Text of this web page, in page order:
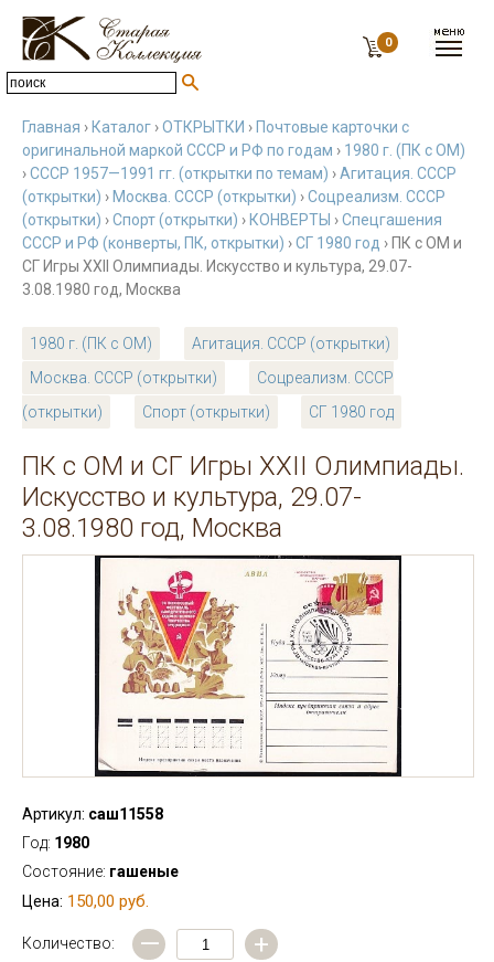
0
Главная › Каталог ›ОТКРЫТКИ › Почтовые карточки с
оригинальной маркой СССР и РФ по годам › 1980 г. (ПК с ОМ)
›СССР 1957—1991 гг. (открытки по темам) ›Агитация. СССР
(открытки) › Москва. СССР (открытки) ›Соцреализм. СССР
(открытки) ›Спорт (открытки) › КОНВЕРТЫ ›Спецгашения
СССР и РФ (конверты, ПК, открытки) ›СГ 1980 год › ПК с ОМ и
СГ Игры XXII Олимпиады. Искусство и культура, 29.07-
3.08.1980 год, Москва
1980 г. (ПК с ОМ)
Агитация. СССР (открытки)
Москва. СССР (открытки)
Соцреализм. СССР
(открытки)
Спорт (открытки) СГ 1980 год
ПК с ОМ и СГ Игры XXII Олимпиады.
Искусство и культура, 29.07-
3.08.1980 год, Москва
Артикул: саш11558
Год: 1980
Состояние: гашеные
Цена: 150,00 руб.
Количество:
— +